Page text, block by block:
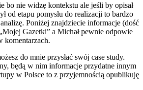
bo nie widzę kontekstu ale jeśli by opisał
od etapu pomysłu do realizacji to bardzo
Poniżej znajdziecie informacje (dość
Gazetki” a Michał pewnie odpowie
komentarzach.
do mnie przysłać swój case study.
będą w nim informacje przydatne innym
w Polsce to z przyjemnością opublikuję